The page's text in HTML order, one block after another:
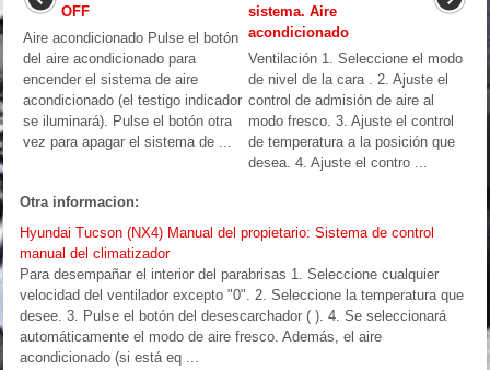
OFF
Aire acondicionado Pulse el botón
del aire acondicionado para
encender el sistema de aire
acondicionado (el testigo indicador
se iluminará). Pulse el botón otra
vez para apagar el sistema de ...
sistema. Aire
acondicionado
Ventilación 1. Seleccione el modo
de nivel de la cara . 2. Ajuste el
control de admisión de aire al
modo fresco. 3. Ajuste el control
de temperatura a la posición que
desea. 4. Ajuste el contro ...
Otra informacion:
Hyundai Tucson (NX4) Manual del propietario: Sistema de control
manual del climatizador
Para desempañar el interior del parabrisas 1. Seleccione cualquier
velocidad del ventilador excepto "0". 2. Seleccione la temperatura que
desee. 3. Pulse el botón del desescarchador ( ). 4. Se seleccionará
automáticamente el modo de aire fresco. Además, el aire
acondicionado (si está eq ...